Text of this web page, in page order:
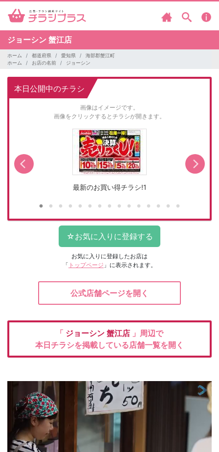
ジョーシン 蟹江店
ホーム 都道府県 愛知県
海部郡蟹江町
ホーム
お店の名前 ジョーシン
本日公開中のチラシ
画像はイメージです。
画像をクリックするとチラシが開きます。
最新のお買い得チラシ!1
お気に入りに登録したお店は
「 トップページ 」に表示されます。
公式店舗ページを開く
「 ジョーシン 蟹江店 」周辺で
本日チラシを掲載している店舗一覧を開く